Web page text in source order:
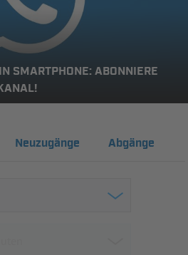
SMARTPHONE: ABONNIERE
Neuzugänge Abgänge